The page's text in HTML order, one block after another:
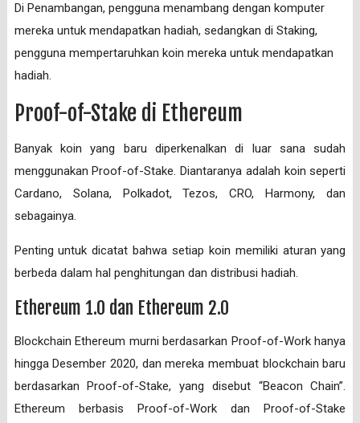
Di Penambangan, pengguna menambang dengan komputer
mereka untuk mendapatkan hadiah, sedangkan di Staking,
pengguna mempertaruhkan koin mereka untuk mendapatkan
hadiah.
Proof-of-Stake di Ethereum
Banyak koin yang baru diperkenalkan di luar sana sudah
menggunakan Proof-of-Stake. Diantaranya adalah koin seperti
Cardano, Solana, Polkadot, Tezos, CRO, Harmony, dan
sebagainya.
Penting untuk dicatat bahwa setiap koin memiliki aturan yang
berbeda dalam hal penghitungan dan distribusi hadiah.
Ethereum 1.0 dan Ethereum 2.0
Blockchain Ethereum murni berdasarkan Proof-of-Work hanya
hingga Desember 2020, dan mereka membuat blockchain baru
berdasarkan Proof-of-Stake, yang disebut “Beacon Chain”.
Ethereum berbasis Proof-of-Work dan Proof-of-Stake